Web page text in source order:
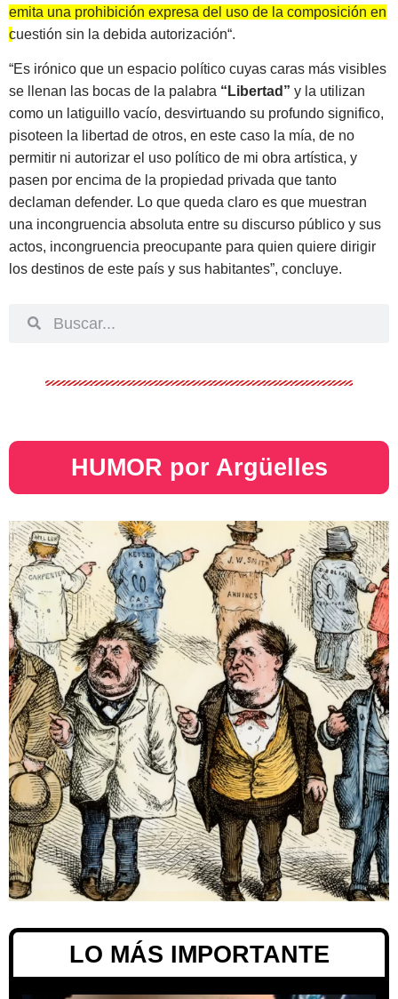
emita una prohibición expresa del uso de la composición en
cuestión sin la debida autorización“.
“Es irónico que un espacio político cuyas caras más visibles
se llenan las bocas de la palabra “Libertad” y la utilizan
como un latiguillo vacío, desvirtuando su profundo significo,
pisoteen la libertad de otros, en este caso la mía, de no
permitir ni autorizar el uso político de mi obra artística, y
pasen por encima de la propiedad privada que tanto
declaman defender. Lo que queda claro es que muestran
una incongruencia absoluta entre su discurso público y sus
actos, incongruencia preocupante para quien quiere dirigir
los destinos de este país y sus habitantes”, concluye.
HUMOR por Argüelles​
LO MÁS IMPORTANTE